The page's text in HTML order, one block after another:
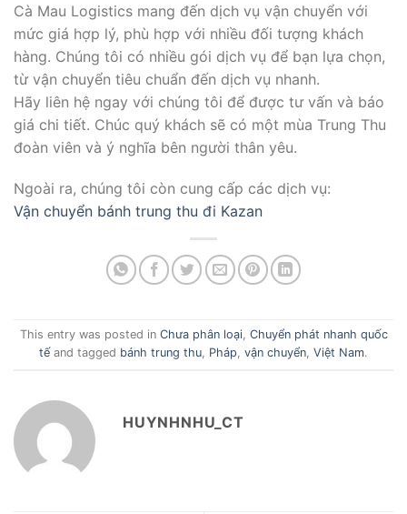
Cà Mau Logistics mang đến dịch vụ vận chuyển với
mức giá hợp lý, phù hợp với nhiều đối tượng khách
hàng. Chúng tôi có nhiều gói dịch vụ để bạn lựa chọn,
từ vận chuyển tiêu chuẩn đến dịch vụ nhanh.
Hãy liên hệ ngay với chúng tôi để được tư vấn và báo
giá chi tiết. Chúc quý khách sẽ có một mùa Trung Thu
đoàn viên và ý nghĩa bên người thân yêu.
Ngoài ra, chúng tôi còn cung cấp các dịch vụ:
Vận chuyển bánh trung thu đi Kazan
This entry was posted in Chưa phân loại, Chuyển phát nhanh quốc
tế and tagged bánh trung thu Pháp vận chuyển Việt Nam.
HUYNHNHU_CT